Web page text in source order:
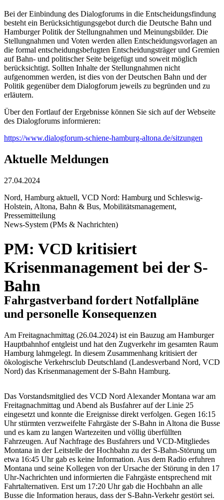
Bei der Einbindung des Dialogforums in die Entscheidungsfindung
besteht ein Berücksichtigungsgebot durch die Deutsche Bahn und
Hamburger Politik der Stellungnahmen und Meinungsbilder. Die
Stellungnahmen und Voten werden allen Entscheidungsvorlagen an
die formal entscheidungsbefugten Entscheidungsträger und Gremien
auf Bahn- und politischer Seite beigefügt und soweit möglich
berücksichtigt. Sollten Inhalte der Stellungnahmen nicht
aufgenommen werden, ist dies von der Deutschen Bahn und der
Politik gegenüber dem Dialogforum jeweils zu begründen und zu
erläutern.
Über den Fortlauf der Ergebnisse können Sie sich auf der Webseite
des Dialogforums informieren:
https://www.dialogforum-schiene-hamburg-altona.de/sitzungen
Aktuelle Meldungen
27.04.2024
Nord, Hamburg aktuell, VCD Nord: Hamburg und Schleswig-
Holstein, Altona, Bahn & Bus, Mobilitätsmanagement,
Pressemitteilung
News-System (PMs & Nachrichten)
PM: VCD kritisiert
Krisenmanagement bei der S-
Bahn
Fahrgastverband fordert Notfallpläne
und personelle Konsequenzen
Am Freitagnachmittag (26.04.2024) ist ein Bauzug am Hamburger
Hauptbahnhof entgleist und hat den Zugverkehr im gesamten Raum
Hamburg lahmgelegt. In diesem Zusammenhang kritisiert der
ökologische Verkehrsclub Deutschland (Landesverband Nord, VCD
Nord) das Krisenmanagement der S-Bahn Hamburg.
Das Vorstandsmitglied des VCD Nord Alexander Montana war am
Freitagnachmittag und Abend als Busfahrer auf der Linie 25
eingesetzt und konnte die Ereignisse direkt verfolgen. Gegen 16:15
Uhr stürmten verzweifelte Fahrgäste der S-Bahn in Altona die Busse
und es kam zu langen Wartezeiten und völlig überfüllten
Fahrzeugen. Auf Nachfrage des Busfahrers und VCD-Mitgliedes
Montana in der Leitstelle der Hochbahn zu der S-Bahn-Störung um
etwa 16:45 Uhr gab es keine Information. Aus dem Radio erfuhren
Montana und seine Kollegen von der Ursache der Störung in den 17
Uhr-Nachrichten und informierten die Fahrgäste entsprechend mit
Fahrtalternativen. Erst um 17:20 Uhr gab die Hochbahn an alle
Busse die Information heraus, dass der S-Bahn-Verkehr gestört sei.